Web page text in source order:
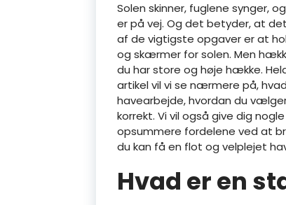
Solen skinner, fuglene synger,
er på vej. Og det betyder, at
af de vigtigste opgaver er at
og skærmer for solen. Men
du har store og høje hække.
artikel vil vi se nærmere på,
havearbejde, hvordan du
korrekt. Vi vil også give dig
opsummere fordelene ved at
du kan få en flot og velplejet
Hvad er en